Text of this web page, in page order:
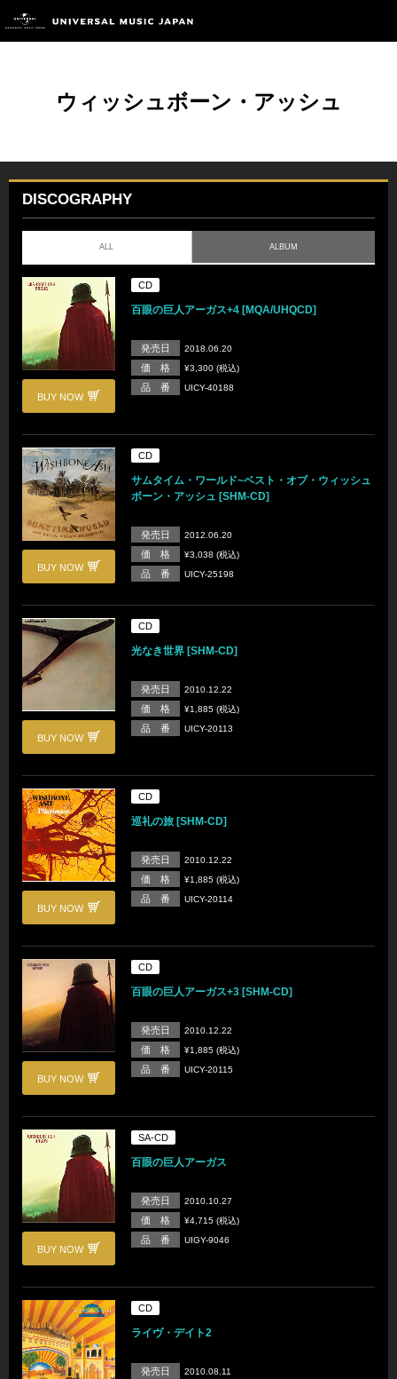
ウィッシュボーン・アッシュ
DISCOGRAPHY
ALL ALBUM
BUY NOW
CD
百眼の巨人アーガス+4 [MQA/UHQCD]
発売日 2018.06.20
価 格 ¥3,300 (税込)
品 番 UICY-40188
BUY NOW
CD
サムタイム・ワールド~ベスト・オブ・ウィッシュ
ボーン・アッシュ [SHM-CD]
発売日 2012.06.20
価 格 ¥3,038 (税込)
品 番 UICY-25198
BUY NOW
CD
光なき世界 [SHM-CD]
発売日 2010.12.22
価 格 ¥1,885 (税込)
品 番 UICY-20113
BUY NOW
CD
巡礼の旅 [SHM-CD]
発売日 2010.12.22
価 格 ¥1,885 (税込)
品 番 UICY-20114
BUY NOW
CD
百眼の巨人アーガス+3 [SHM-CD]
発売日 2010.12.22
価 格 ¥1,885 (税込)
品 番 UICY-20115
BUY NOW
SA-CD
百眼の巨人アーガス
発売日 2010.10.27
価 格 ¥4,715 (税込)
品 番 UIGY-9046
CD
ライヴ・デイト2
発売日 2010.08.11